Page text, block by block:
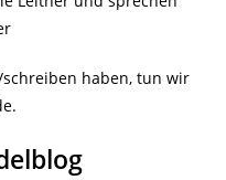
haben, tun wir